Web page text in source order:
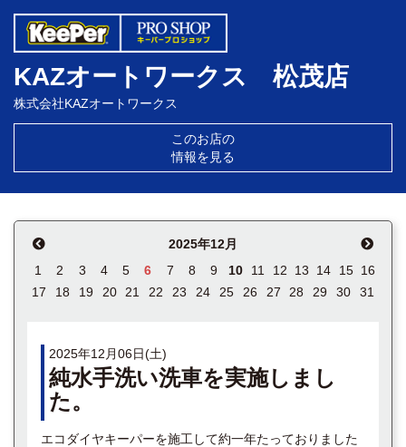
KAZオートワークス 松茂店
株式会社KAZオートワークス
このお店の
情報を見る
2025年12月
1
2 3 4 5 6 7 8 9 10 11 12 13 14 15 16
17
18 19 20 21 22 23 24 25 26 27 28 29 30 31
2025年12月06日(土)
純水手洗い洗車を実施しまし
た。
エコダイヤキーパーを施工して約一年たっておりました